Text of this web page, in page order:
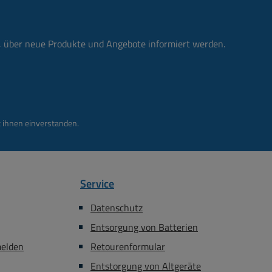
siehe im Zubehör
neue Produkte und Angebote informiert werden.
einverstanden.
Service
Datenschutz
Entsorgung von Batterien
Retourenformular
Entstorgung von Altgeräte